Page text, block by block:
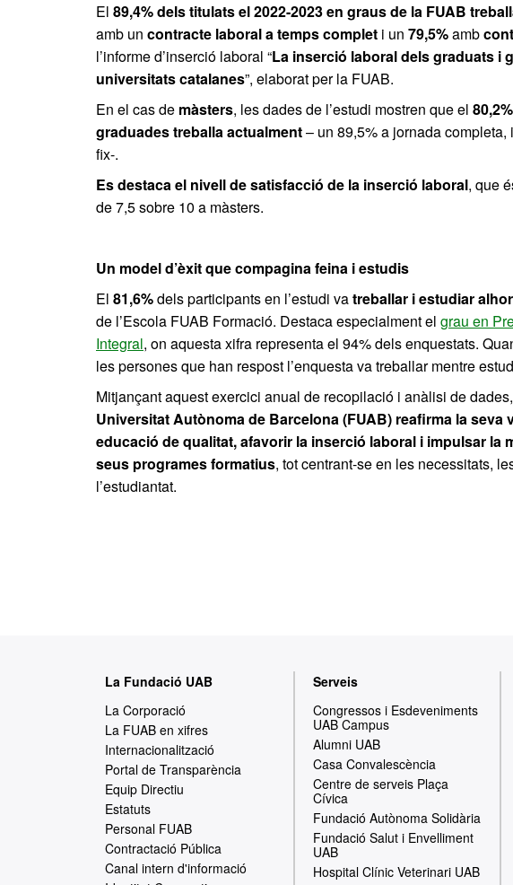
El 89,4% dels titulats el 2022-2023 en graus de la FUAB
amb un contracte laboral a temps complet i un 79,5%amb
l’informe d’inserció laboral “La inserció laboral dels graduats i
universitats catalanes”, elaborat per la FUAB.
En el cas de màsters, les dades de l’estudi mostren que el
graduades treballa actualment– un 89,5% a jornada
fix-.
Es destaca el nivell de satisfacció de la inserció laboral, que
de 7,5 sobre 10 a màsters.
Un model d’èxit que compagina feina i estudis
El 81,6%dels participants en l’estudi vatreballar i estudiar
de l’Escola FUAB Formació. Destaca especialment el grau en
Integral, on aquesta xifra representa el 94% dels enquestats.
les persones que han respost l’enquesta va treballar mentre
Mitjançant aquest exercici anual de recopilació i anàlisi de dades,
Universitat Autònoma de Barcelona (FUAB) reafirma la seva
educació de qualitat, afavorir la inserció laboral i impulsar la
seus programes formatius, tot centrant-se en les necessitats,
l’estudiantat.
La Fundació UAB
La Corporació
La FUAB en xifres
Internacionalització
Portal de Transparència
Equip Directiu
Estatuts
Personal FUAB
Contractació Pública
Canal intern d'informació
Serveis
Congressos i Esdeveniments
UAB Campus
Alumni UAB
Casa Convalescència
Centre de serveis Plaça
Cívica
Fundació Autònoma Solidària
Fundació Salut i Envelliment
UAB
Hospital Clínic Veterinari UAB